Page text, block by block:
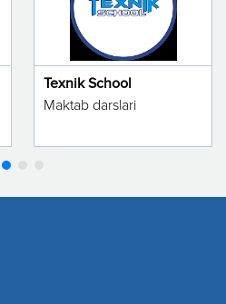
Texnik School
Maktab darslari